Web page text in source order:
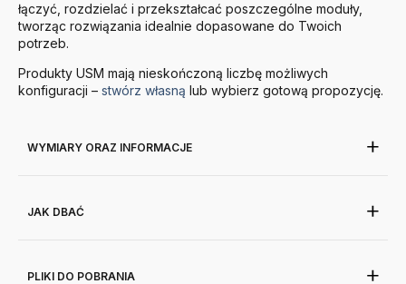
łączyć, rozdzielać i przekształcać poszczególne moduły,
tworząc rozwiązania idealnie dopasowane do Twoich
potrzeb.
Produkty USM mają nieskończoną liczbę możliwych
konfiguracji – stwórz własną lub wybierz gotową propozycję.
WYMIARY ORAZ INFORMACJE
JAK DBAĆ
PLIKI DO POBRANIA